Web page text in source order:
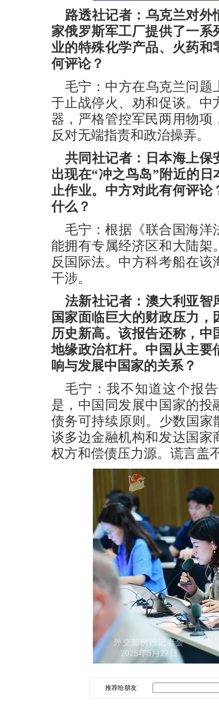
路透社记者：乌克兰对外
家俄罗斯军工厂提供了一
业的特殊化学产品、火药
何评论？
毛宁：中方在乌克兰问
于止战停火、劝和促谈。
器，严格管控军民两用物
反对无端指责和政治操弄。
共同社记者：日本海上
出现在“冲之鸟岛”附近的
止作业。中方对此有何评
什么？
毛宁：根据《联合国海
能拥有专属经济区和大陆
反国际法。中方科考船在
干涉。
法新社记者：澳大利亚
国家面临巨大的财政压力
历史新高。该报告还称，
地缘政治杠杆。中国从主
响与发展中国家的关系？
毛宁：我不知道这个报
是，中国同发展中国家的
债务可持续原则。少数国家
谈多边金融机构和发达国
权方和偿债压力源。谎言盖
推荐给朋友